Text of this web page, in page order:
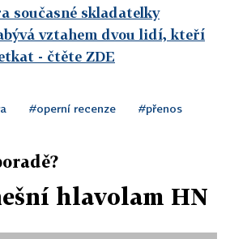
současné skladatelky
vztahem dvou lidí, kteří
- čtěte ZDE
#operní recenze #přenos
hlavolam HN